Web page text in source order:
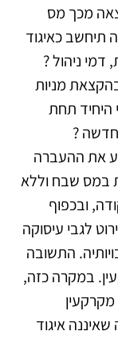
מכך מס
כאיגוד
דמי ניהול ?
מניות
ידי היחיד תחת
?
את ההעברה
במס שבח וללא
סעיף 104א לפקודה, ובכפוף
לגבי עיסוקה
התשובה
במקרה כזה,
איגוד